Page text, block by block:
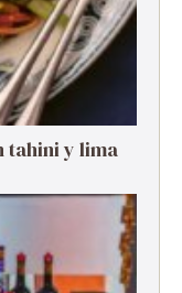
tahini y lima